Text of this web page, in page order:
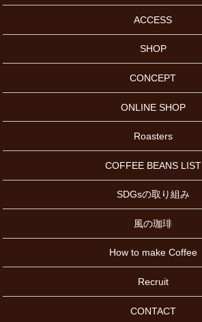
ACCESS
SHOP
CONCEPT
ONLINE SHOP
Roasters
COFFEE BEANS LIST
SDGsの取り組み
風の珈琲
How to make Coffee
Recruit
CONTACT